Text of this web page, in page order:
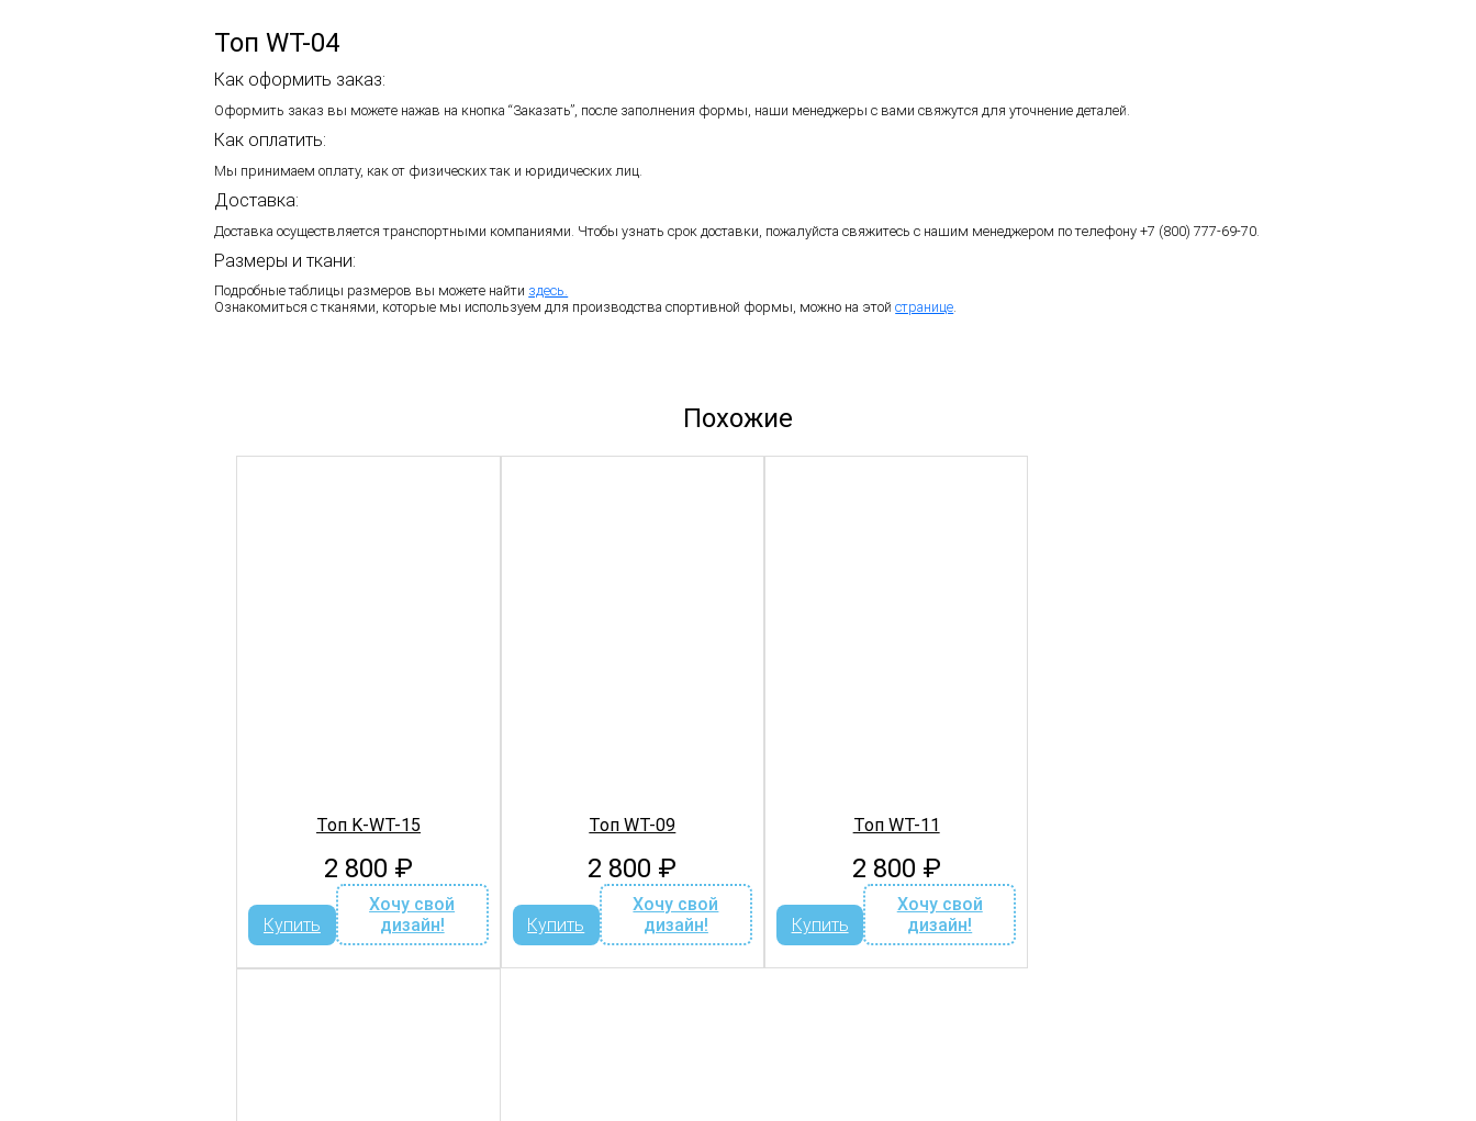
Топ WT-04
Как оформить заказ:
Оформить заказ вы можете нажав на кнопка “Заказать”, после заполнения формы, наши менеджеры с вами свяжутся для уточнение деталей.
Как оплатить:
Мы принимаем оплату, как от физических так и юридических лиц.
Доставка:
Доставка осуществляется транспортными компаниями. Чтобы узнать срок доставки, пожалуйста свяжитесь с нашим менеджером по телефону +7 (800) 777-69-70.
Размеры и ткани:
Подробные таблицы размеров вы можете найти здесь.
Ознакомиться с тканями, которые мы используем для производства спортивной формы, можно на этойстранице.
Похожие
Топ K-WT-15
2 800 ₽
Купить
Хочу свой
дизайн!
Топ WT-09
2 800 ₽
Купить
Хочу свой
дизайн!
Топ WT-11
2 800 ₽
Купить
Хочу свой
дизайн!